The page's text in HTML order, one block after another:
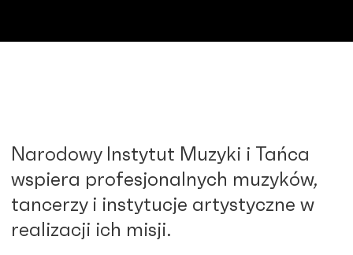
Narodowy Instytut Muzyki i Tańca
wspiera profesjonalnych muzyków,
tancerzy i instytucje artystyczne w
realizacji ich misji.